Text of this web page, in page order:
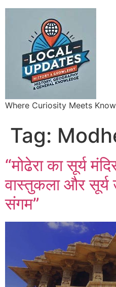
Where Curiosity Meets
Tag:
“मोढेरा का सूर्य
वास्तुकला और सूर्य
संगम”